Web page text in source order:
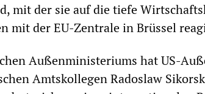
mit der sie auf die tiefe
mit der EU-Zentrale in Brüssel
Außenministeriums hat US-
Amtskollegen Radoslaw